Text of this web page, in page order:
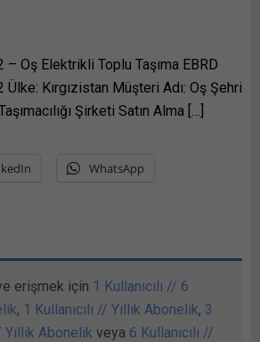
– Oş Elektrikli Toplu Taşıma EBRD
Kırgızistan Müşteri Adı: Oş Şehri
Şirketi Satın Alma […]
WhatsApp
erişmek için 1 Kullanıcılı // 6
, 1 Kullanıcılı // Yıllık Abonelik, 3
Yıllık Abonelik veya 6 Kullanıcılı //